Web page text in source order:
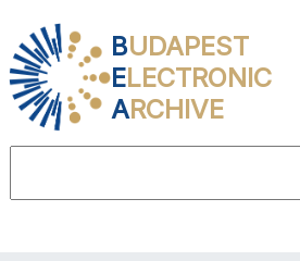
BUDAPEST
ELECTRONIC
ARCHIVE